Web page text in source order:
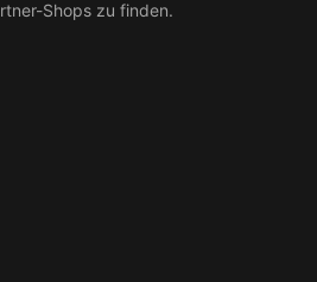
Shops zu finden.